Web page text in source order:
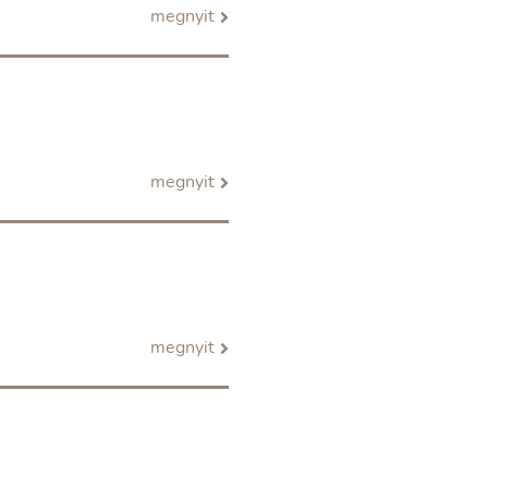
megnyit
megnyit
megnyit